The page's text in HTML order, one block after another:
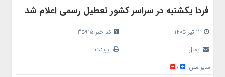
فردا یکشنبه در سراسر کشور تعطیل رسمی اعلام شد
13 تیر 1405
کد خبر 35915
ایمیل
پرینت
سایز متن
/